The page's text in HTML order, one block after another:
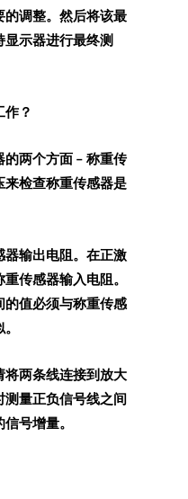
的调整。然后将该最
示器进行最终测
作？
两个方面 – 称重传
来检查称重传感器是
器输出电阻。在正激
传感器输入电阻。
的值必须与称重传感
将两条线连接到放大
量正负信号线之间
号增量。